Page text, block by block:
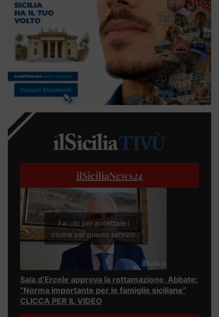
ilSiciliaNews24
Fai clic per accettare i
cookie per questo servizio
Sala d’Ercole approva la rottamazione, Abbate:
“Norma importante per le famiglie siciliane”
CLICCA PER IL VIDEO